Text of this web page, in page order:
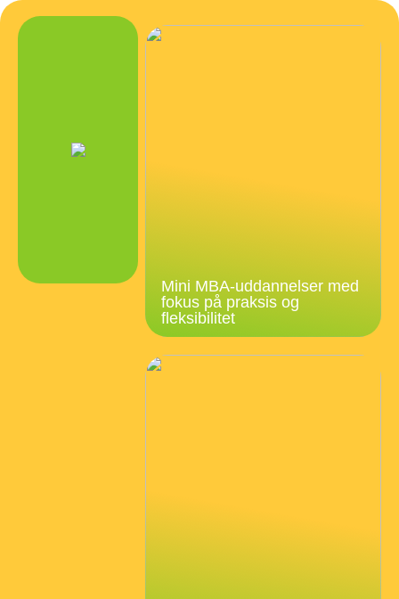
Mini MBA-uddannelser med
fokus på praksis og
fleksibilitet